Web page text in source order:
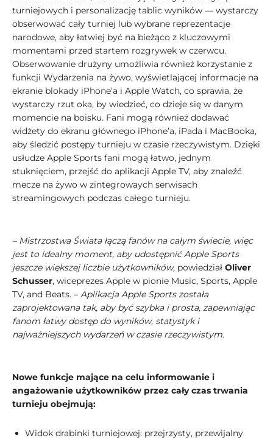
turniejowych i personalizację tablic wyników — wystarczy
obserwować cały turniej lub wybrane reprezentacje
narodowe, aby łatwiej być na bieżąco z kluczowymi
momentami przed startem rozgrywek w czerwcu.
Obserwowanie drużyny umożliwia również korzystanie z
funkcji Wydarzenia na żywo, wyświetlającej informacje na
ekranie blokady iPhone’a i Apple Watch, co sprawia, że
wystarczy rzut oka, by wiedzieć, co dzieje się w danym
momencie na boisku. Fani mogą również dodawać
widżety do ekranu głównego iPhone’a, iPada i MacBooka,
aby śledzić postępy turnieju w czasie rzeczywistym. Dzięki
usłudze Apple Sports fani mogą łatwo, jednym
stuknięciem, przejść do aplikacji Apple TV, aby znaleźć
mecze na żywo w zintegrowaych serwisach
streamingowych podczas całego turnieju.
– Mistrzostwa Świata łączą fanów na całym świecie, więc
jest to idealny moment, aby udostępnić Apple Sports
jeszcze większej liczbie użytkowników, powiedział Oliver
Schusser, wiceprezes Apple w pionie Music, Sports, Apple
TV, and Beats. – Aplikacja Apple Sports została
zaprojektowana tak, aby być szybka i prosta, zapewniając
fanom łatwy dostęp do wyników, statystyk i
najważniejszych wydarzeń w czasie rzeczywistym.
Nowe funkcje mające na celu informowanie i
angażowanie użytkowników przez cały czas trwania
turnieju obejmują:
Widok drabinki turniejowej: przejrzysty, przewijalny